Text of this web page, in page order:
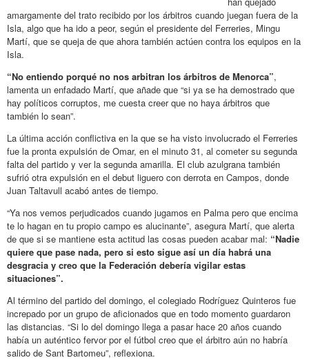
amargamente del trato recibido por los árbitros cuando juegan fuera de la
Isla, algo que ha ido a peor, según el presidente del Ferreries, Mingu
Martí, que se queja de que ahora también actúen contra los equipos en la
Isla.
“No entiendo porqué no nos arbitran los árbitros de Menorca”,
lamenta un enfadado Martí, que añade que “si ya se ha demostrado que
hay políticos corruptos, me cuesta creer que no haya árbitros que
también lo sean”.
La última acción conflictiva en la que se ha visto involucrado el Ferreries
fue la pronta expulsión de Omar, en el minuto 31, al cometer su segunda
falta del partido y ver la segunda amarilla. El club azulgrana también
sufrió otra expulsión en el debut liguero con derrota en Campos, donde
Juan Taltavull acabó antes de tiempo.
“Ya nos vemos perjudicados cuando jugamos en Palma pero que encima
te lo hagan en tu propio campo es alucinante”, asegura Martí, que alerta
de que si se mantiene esta actitud las cosas pueden acabar mal: “Nadie
quiere que pase nada, pero si esto sigue así un día habrá una
desgracia y creo que la Federación debería vigilar estas
situaciones”.
Al término del partido del domingo, el colegiado Rodríguez Quinteros fue
increpado por un grupo de aficionados que en todo momento guardaron
las distancias. “Si lo del domingo llega a pasar hace 20 años cuando
había un auténtico fervor por el fútbol creo que el árbitro aún no habría
salido de Sant Bartomeu”, reflexiona.